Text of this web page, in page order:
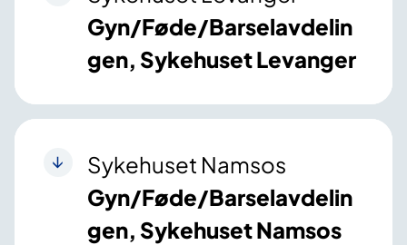
Gyn/Føde/Barselavdelin
gen, Sykehuset Levanger
Sykehuset Namsos
Gyn/Føde/Barselavdelin
gen, Sykehuset Namsos